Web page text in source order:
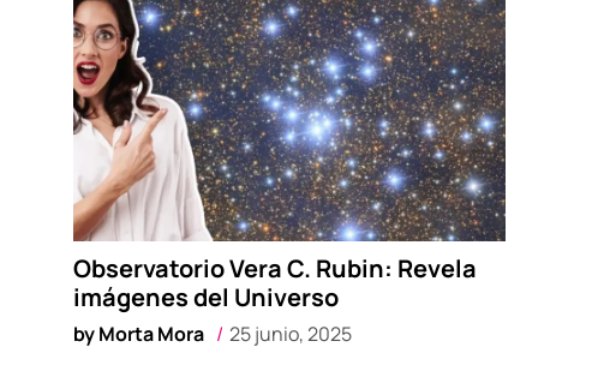
Observatorio Vera C. Rubin: Revela
imágenes del Universo
byMorta Mora 25 junio, 2025